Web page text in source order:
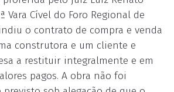
Vara Cível do Foro Regional de
o contrato de compra e venda
construtora e um cliente e
a restituir integralmente e em
pagos. A obra não foi